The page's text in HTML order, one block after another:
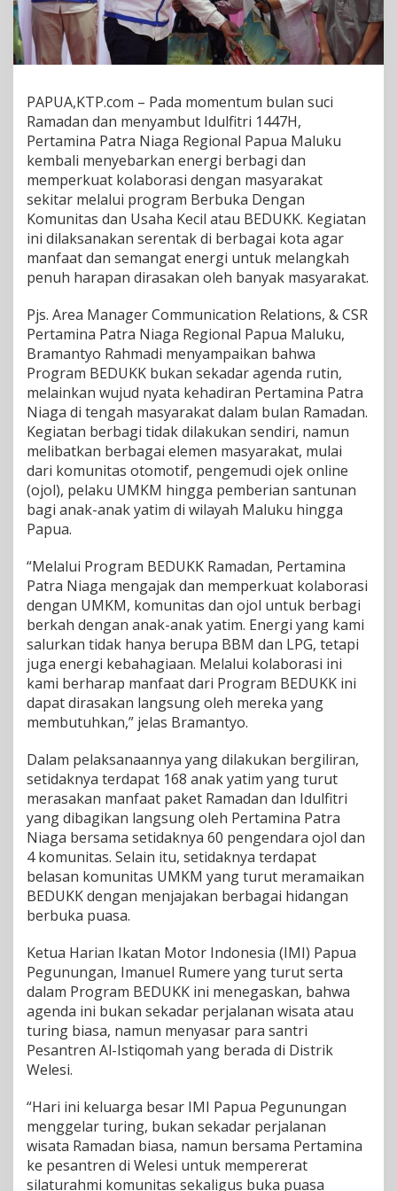
a
P
a
t
N
i
a
g
,
E
n
e
r
g
i
e
r
b
a
g
i
d
i
T
i
m
u
r
o
n
e
s
i
a
b
e
r
s
a
a
U
M
M
,
K
o
m
u
t
a
s
,
O
j
o
n
A
n
a
PAPUA,KTP.com – Pada momentum bulan suci
Ramadan dan menyambut Idulfitri 1447H,
Pertamina Patra Niaga Regional Papua Maluku
kembali menyebarkan energi berbagi dan
memperkuat kolaborasi dengan masyarakat
sekitar melalui program Berbuka Dengan
Komunitas dan Usaha Kecil atau BEDUKK. Kegiatan
ini dilaksanakan serentak di berbagai kota agar
manfaat dan semangat energi untuk melangkah
penuh harapan dirasakan oleh banyak masyarakat.
Pjs. Area Manager Communication Relations, & CSR
Pertamina Patra Niaga Regional Papua Maluku,
Bramantyo Rahmadi menyampaikan bahwa
Program BEDUKK bukan sekadar agenda rutin,
melainkan wujud nyata kehadiran Pertamina Patra
Niaga di tengah masyarakat dalam bulan Ramadan.
Kegiatan berbagi tidak dilakukan sendiri, namun
melibatkan berbagai elemen masyarakat, mulai
dari komunitas otomotif, pengemudi ojek online
(ojol), pelaku UMKM hingga pemberian santunan
bagi anak-anak yatim di wilayah Maluku hingga
Papua.
“Melalui Program BEDUKK Ramadan, Pertamina
Patra Niaga mengajak dan memperkuat kolaborasi
dengan UMKM, komunitas dan ojol untuk berbagi
berkah dengan anak-anak yatim. Energi yang kami
salurkan tidak hanya berupa BBM dan LPG, tetapi
juga energi kebahagiaan. Melalui kolaborasi ini
kami berharap manfaat dari Program BEDUKK ini
dapat dirasakan langsung oleh mereka yang
membutuhkan,” jelas Bramantyo.
Dalam pelaksanaannya yang dilakukan bergiliran,
setidaknya terdapat 168 anak yatim yang turut
merasakan manfaat paket Ramadan dan Idulfitri
yang dibagikan langsung oleh Pertamina Patra
Niaga bersama setidaknya 60 pengendara ojol dan
4 komunitas. Selain itu, setidaknya terdapat
belasan komunitas UMKM yang turut meramaikan
BEDUKK dengan menjajakan berbagai hidangan
berbuka puasa.
Ketua Harian Ikatan Motor Indonesia (IMI) Papua
Pegunungan, Imanuel Rumere yang turut serta
dalam Program BEDUKK ini menegaskan, bahwa
agenda ini bukan sekadar perjalanan wisata atau
turing biasa, namun menyasar para santri
Pesantren Al-Istiqomah yang berada di Distrik
Welesi.
“Hari ini keluarga besar IMI Papua Pegunungan
menggelar turing, bukan sekadar perjalanan
wisata Ramadan biasa, namun bersama Pertamina
ke pesantren di Welesi untuk mempererat
silaturahmi komunitas sekaligus buka puasa